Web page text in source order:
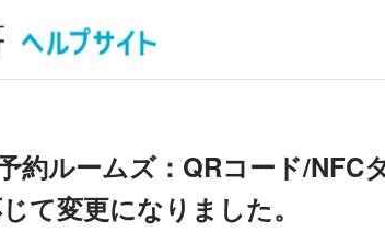
約ルームズ：QRコード/NFC
て変更になりました。